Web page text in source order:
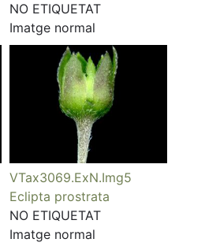
NO ETIQUETAT
Imatge normal
VTax3069.ExN.Img5
Eclipta prostrata
NO ETIQUETAT
Imatge normal